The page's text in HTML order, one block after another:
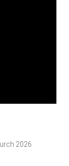
2026